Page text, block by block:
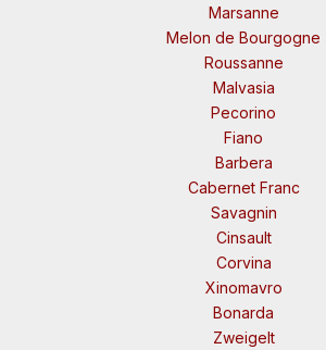
Marsanne
Melon de Bourgogne
Roussanne
Malvasia
Pecorino
Fiano
Barbera
Cabernet Franc
Savagnin
Cinsault
Corvina
Xinomavro
Bonarda
Zweigelt